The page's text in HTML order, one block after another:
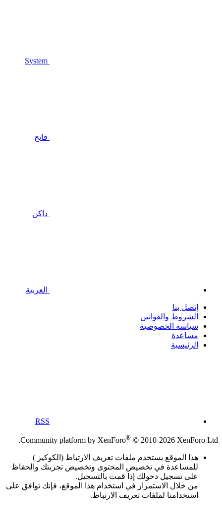
فاتح
داكن
العربية
إتصل بنا
الشروط والقوانين
سياسة الخصوصية
مساعدة
الرئيسية
RSS
Community platform by XenForo® © 2010-2026 XenForo Ltd.
هذا الموقع يستخدم ملفات تعريف الارتباط (الكوكيز )
للمساعدة في تخصيص المحتوى وتخصيص تجربتك والحفاظ
على تسجيل دخولك إذا قمت بالتسجيل.
من خلال الاستمرار في استخدام هذا الموقع، فإنك توافق على
استخدامنا لملفات تعريف الارتباط.